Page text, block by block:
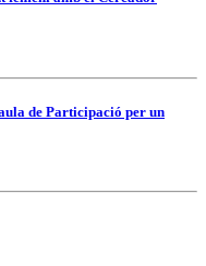
de Participació per un